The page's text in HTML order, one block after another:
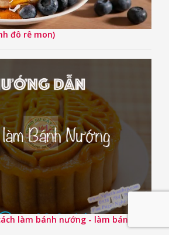
đô rê mon)
làm bánh nướng - làm bánh